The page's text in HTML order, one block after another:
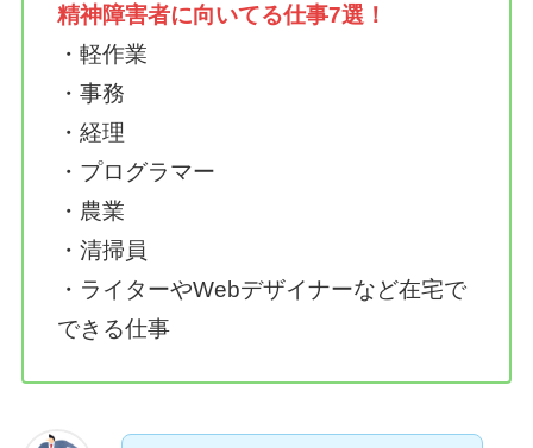
精神障害者に向いてる仕事7選！
・軽作業
・事務
・経理
・プログラマー
・農業
・清掃員
・ライターやWebデザイナーなど在宅で
できる仕事